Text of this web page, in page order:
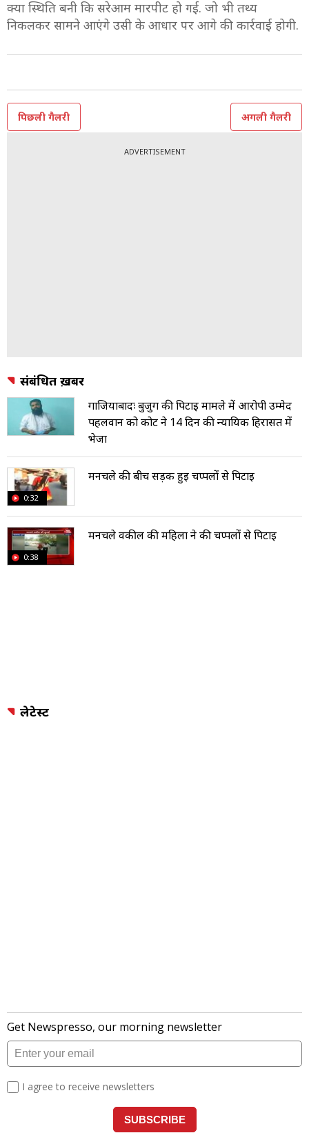
क्या स्थिति बनी कि सरेआम मारपीट हो गई. जो भी तथ्य
निकलकर सामने आएंगे उसी के आधार पर आगे की कार्रवाई होगी.
पिछली गैलरी अगली गैलरी
ADVERTISEMENT
संबंधित ख़बरें
गाजियाबादः बुजुर्ग की पिटाई मामले में आरोपी उम्मेद
पहलवान को कोर्ट ने 14 दिन की न्यायिक हिरासत में
भेजा
0:32
मनचले की बीच सड़क हुई चप्पलों से पिटाई
0:38
मनचले वकील की महिला ने की चप्पलों से पिटाई
लेटेस्ट